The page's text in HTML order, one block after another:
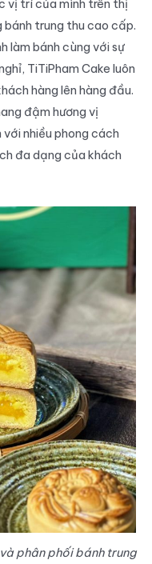
vị trí của mình trên thị
trung thu cao cấp.
làm bánh cùng với sự
TiTiPham Cake luôn
hàng lên hàng đầu.
đậm hương vị
nhiều phong cách
đa dạng của khách
phân phối bánh trung